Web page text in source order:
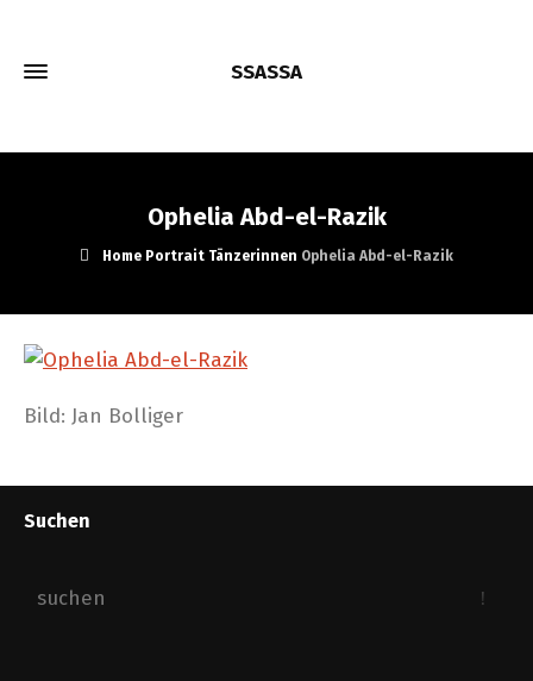
SSASSA
Ophelia Abd-el-Razik
Home Portrait Tänzerinnen Ophelia Abd-el-Razik
Bild: Jan Bolliger
Suchen